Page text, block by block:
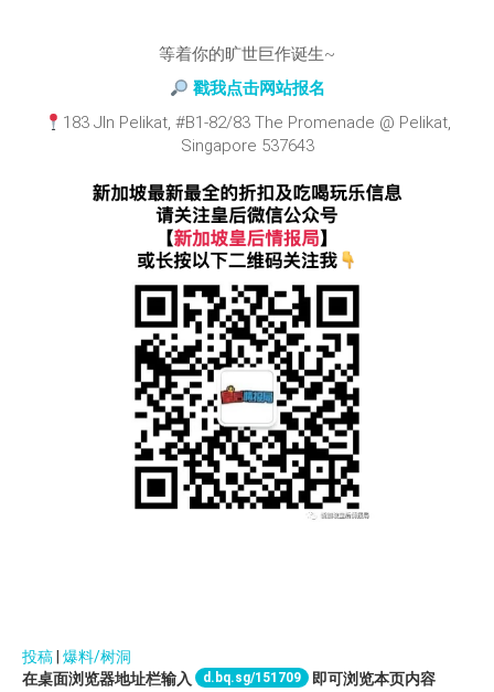
等着你的旷世巨作诞生~
戳我点击网站报名
183 Jln Pelikat, #B1-82/83 The Promenade @ Pelikat,
Singapore 537643
投稿 爆料/树洞
在桌面浏览器地址栏输入
d.bq.sg/151709 即可浏览本页内容